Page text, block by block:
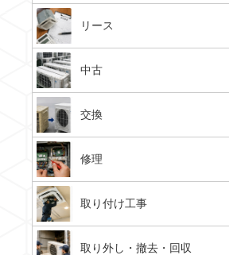
リース
中古
交換
修理
取り付け工事
取り外し・撤去・回収